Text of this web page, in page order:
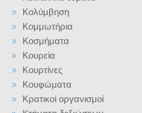
Κολύμβηση
Κομμωτήρια
Κοσμήματα
Κουρεία
Κουρτίνες
Κουφώματα
Κρατικοί οργανισμοί